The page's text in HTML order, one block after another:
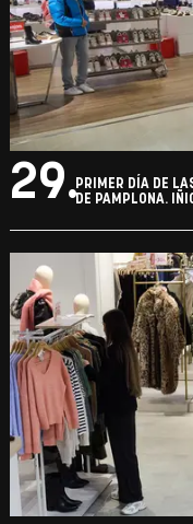
29.PRIMER DÍA DE
DE PAMPLONA.